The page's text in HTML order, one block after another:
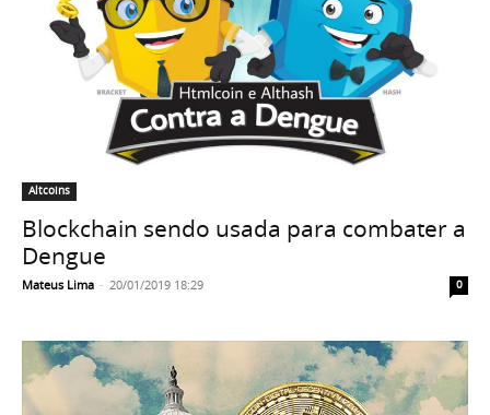
Altcoins
Blockchain sendo usada para combater a
Dengue
Mateus Lima - 20/01/2019 18:29 0